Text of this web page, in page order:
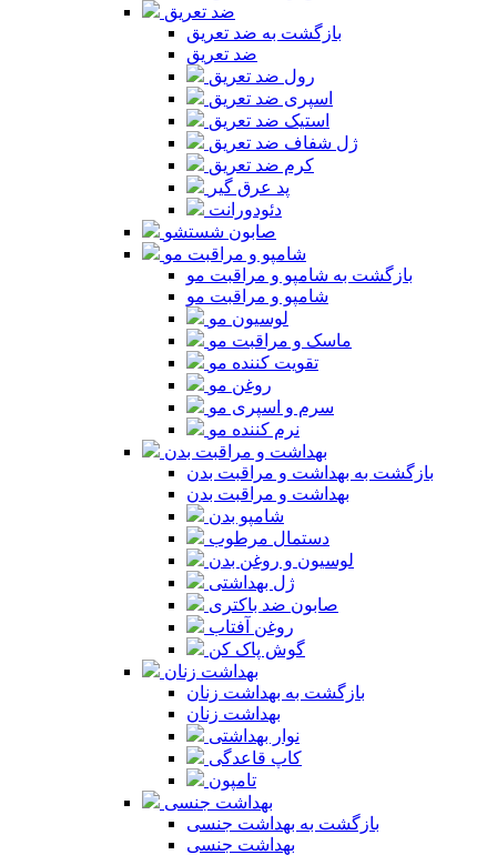
ضد تعریق
بازگشت به ضد تعریق
ضد تعریق
رول ضد تعریق
اسپری ضد تعریق
استیک ضد تعریق
ژل شفاف ضد تعریق
کرم ضد تعریق
پد عرق گیر
دئودورانت
صابون شستشو
شامپو و مراقبت مو
بازگشت به شامپو و مراقبت مو
شامپو و مراقبت مو
لوسیون مو
ماسک و مراقبت مو
تقویت کننده مو
روغن مو
سرم و اسپری مو
نرم کننده مو
بهداشت و مراقبت بدن
بازگشت به بهداشت و مراقبت بدن
بهداشت و مراقبت بدن
شامپو بدن
دستمال مرطوب
لوسیون و روغن بدن
ژل بهداشتی
صابون ضد باکتری
روغن آفتاب
گوش پاک کن
بهداشت زنان
بازگشت به بهداشت زنان
بهداشت زنان
نوار بهداشتی
کاپ قاعدگی
تامپون
بهداشت جنسی
بازگشت به بهداشت جنسی
بهداشت جنسی